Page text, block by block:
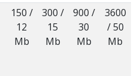
150 /
12
Mb
300 /
15
Mb
900 /
30
Mb
3600
/ 50
Mb